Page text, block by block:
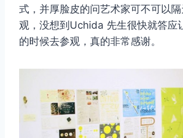
式，并厚脸皮的问艺术家可不可以
观，没想到Uchida 先生很快就答应
的时候去参观，真的非常感谢。